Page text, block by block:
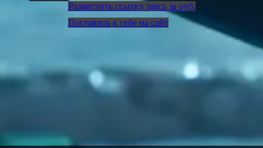
Разместить ссылку здесь за руб.
Поставить к себе на сайт